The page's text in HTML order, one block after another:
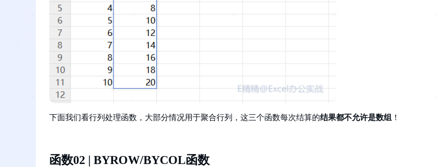
下面我们看行列处理函数，大部分情况用于聚合行列，这三个函数每次结算的结果都不允许是数组 ！
函数02 | BYROW/BYCOL函数